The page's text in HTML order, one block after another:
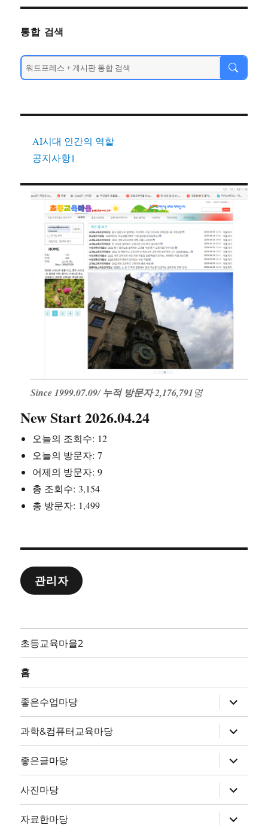
통합 검색
AI시대 인간의 역할
공지사항1
Since 1999.07.09/누적 방문자 2,176,791명
New Start 2026.04.24
오늘의 조회수: 12
오늘의 방문자:7
어제의 방문자:9
총 조회수: 3,154
총 방문자: 1,499
관리자
초등교육마을2
홈
좋은수업마당
위
메
뉴
확
장
과학&컴퓨터교육마당
위
메
뉴
확
장
좋은글마당
위
메
뉴
확
장
사진마당
위
메
뉴
자료한마당